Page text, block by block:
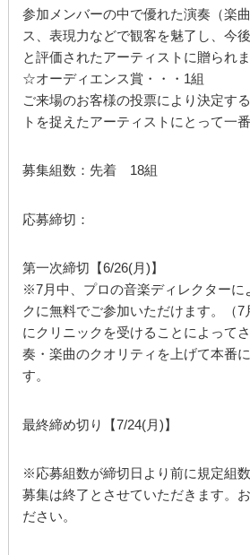
参加メンバーの中で優れた演奏（楽
ス、表現力などで観客を魅了し、今
と評価されたアーティストに贈られま
☆オーディエンス賞・・・1組
ご来場のお客様の投票により決定す
トを捉えたアーティストにとって一
募集組数：先着 18組
応募締切：
第一次締切【6/26(月)】
※7月中、プロの音楽ディレクターに
クに無料でご参加いただけます。（
にクリニックを受けることによって
奏・楽曲のクオリティを上げて本番
す。
最終締め切り【7/24(月)】
※応募組数が締切日より前に規定組数
募集は終了とさせていただきます。
ださい。